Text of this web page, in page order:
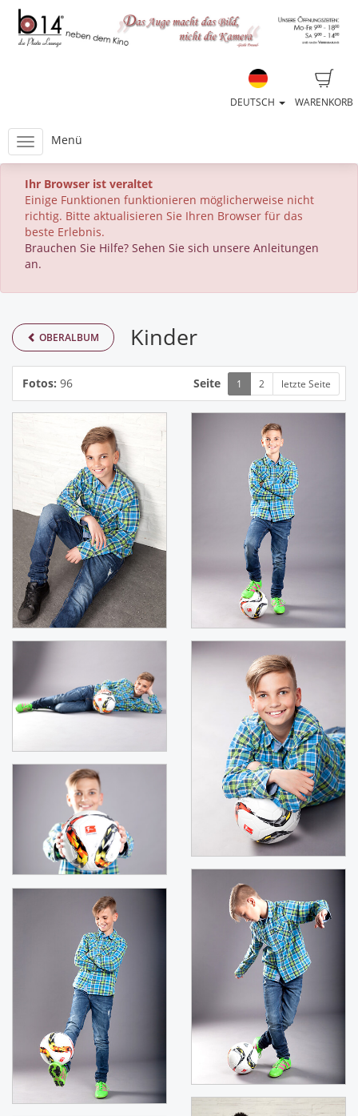
WARENKORB
DEUTSCH
Menü
Ihr Browser ist veraltet
Einige Funktionen funktionieren möglicherweise nicht
richtig. Bitte aktualisieren Sie Ihren Browser für das
beste Erlebnis.
Brauchen Sie Hilfe? Sehen Sie sich unsere Anleitungen
an.
OBERALBUM Kinder
Fotos: 96 Seite 1 2 letzte Seite